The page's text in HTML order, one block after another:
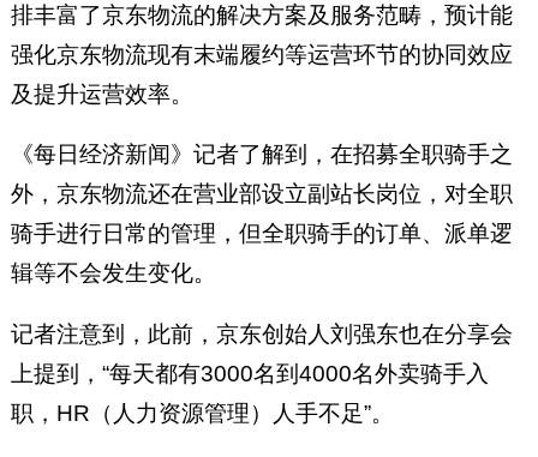
排丰富了京东物流的解决方案及服务范畴，预计能
强化京东物流现有末端履约等运营环节的协同效应
及提升运营效率。
《每日经济新闻》记者了解到，在招募全职骑手之
外，京东物流还在营业部设立副站长岗位，对全职
骑手进行日常的管理，但全职骑手的订单、派单逻
辑等不会发生变化。
记者注意到，此前，京东创始人刘强东也在分享会
上提到，“每天都有3000名到4000名外卖骑手入
职，HR（人力资源管理）人手不足”。